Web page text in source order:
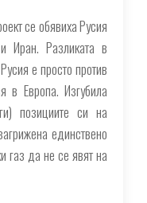
се обявиха Русия
Иран. Разликата в
е просто против
в Европа. Изгубила
позициите си на
единствено
газ да не се явят на